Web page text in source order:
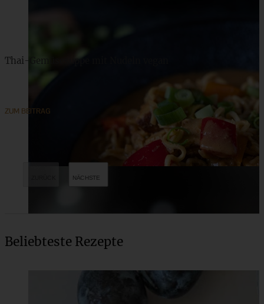
Thai-Gemüsesuppe mit Nudeln vegan
ZUM BEITRAG
Beliebteste Rezepte